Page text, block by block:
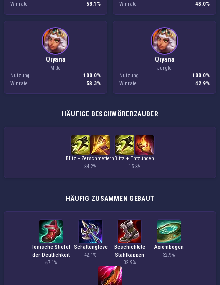
Winrate
53.1%
Winrate
48.0%
Qiyana
Mitte
Nutzung
100.0%
Winrate
58.3%
Qiyana
Jungle
Nutzung
100.0%
Winrate
42.9%
HÄUFIGE BESCHWÖRERZAUBER
Blitz + Zerschmettern
84.2%
Blitz + Entzünden
15.8%
HÄUFIG ZUSAMMEN GEBAUT
Ionische Stiefel
der Deutlichkeit
67.1%
Schattengleve
42.1%
Beschichtete
Stahlkappen
32.9%
Axiombogen
32.9%